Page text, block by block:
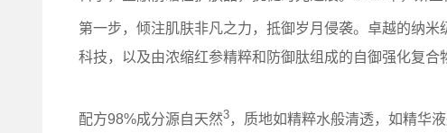
第一步，倾注肌肤非凡之力，抵御岁月侵袭。卓越的纳米
科技，以及由浓缩红参精粹和防御肽组成的自御强化复合
配方98%成分源自天然3 ，质地如精粹水般清透，如精华